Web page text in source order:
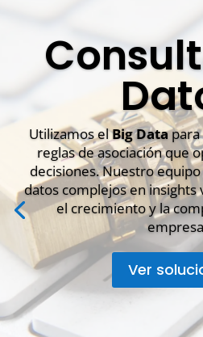
Utilizamos elBig Datapara
reglas de asociación que
decisiones. Nuestro
datos complejos en insights
el crecimiento y la
Ver